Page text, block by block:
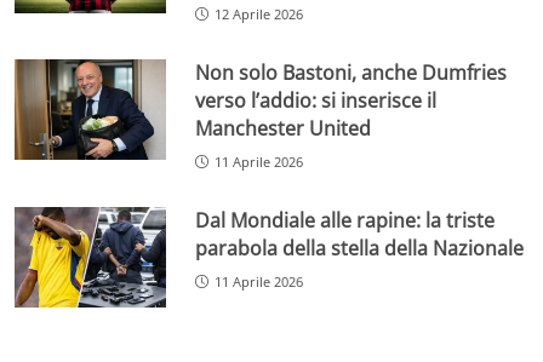
12 Aprile 2026
Non solo Bastoni, anche Dumfries
verso l’addio: si inserisce il
Manchester United
11 Aprile 2026
Dal Mondiale alle rapine: la triste
parabola della stella della Nazionale
11 Aprile 2026